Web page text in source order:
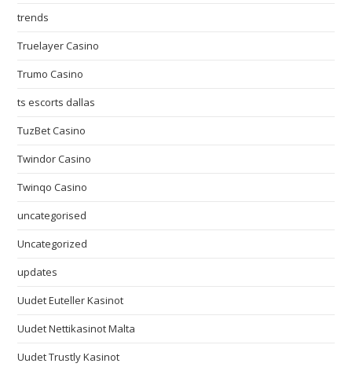
trends
Truelayer Casino
Trumo Casino
ts escorts dallas
TuzBet Casino
Twindor Casino
Twinqo Casino
uncategorised
Uncategorized
updates
Uudet Euteller Kasinot
Uudet Nettikasinot Malta
Uudet Trustly Kasinot